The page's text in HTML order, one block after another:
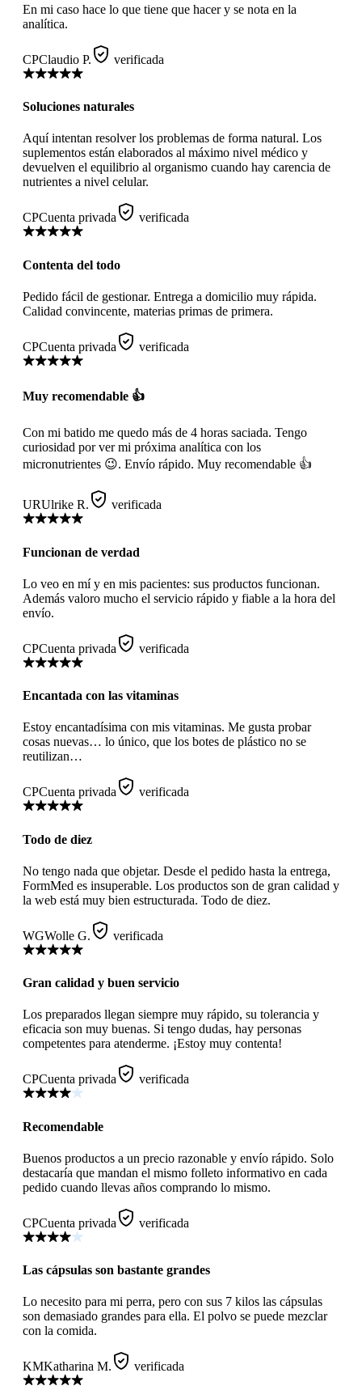
En mi caso hace lo que tiene que hacer y se nota en la
analítica.
CPClaudio P. verificada
Soluciones naturales
Aquí intentan resolver los problemas de forma natural. Los
suplementos están elaborados al máximo nivel médico y
devuelven el equilibrio al organismo cuando hay carencia de
nutrientes a nivel celular.
CPCuenta privada verificada
Contenta del todo
Pedido fácil de gestionar. Entrega a domicilio muy rápida.
Calidad convincente, materias primas de primera.
CPCuenta privada verificada
Muy recomendable 👍
Con mi batido me quedo más de 4 horas saciada. Tengo
curiosidad por ver mi próxima analítica con los
micronutrientes 😉. Envío rápido. Muy recomendable 👍
URUlrike R. verificada
Funcionan de verdad
Lo veo en mí y en mis pacientes: sus productos funcionan.
Además valoro mucho el servicio rápido y fiable a la hora del
envío.
CPCuenta privada verificada
Encantada con las vitaminas
Estoy encantadísima con mis vitaminas. Me gusta probar
cosas nuevas… lo único, que los botes de plástico no se
reutilizan…
CPCuenta privada verificada
Todo de diez
No tengo nada que objetar. Desde el pedido hasta la entrega,
FormMed es insuperable. Los productos son de gran calidad y
la web está muy bien estructurada. Todo de diez.
WGWolle G. verificada
Gran calidad y buen servicio
Los preparados llegan siempre muy rápido, su tolerancia y
eficacia son muy buenas. Si tengo dudas, hay personas
competentes para atenderme. ¡Estoy muy contenta!
CPCuenta privada verificada
Recomendable
Buenos productos a un precio razonable y envío rápido. Solo
destacaría que mandan el mismo folleto informativo en cada
pedido cuando llevas años comprando lo mismo.
CPCuenta privada verificada
Las cápsulas son bastante grandes
Lo necesito para mi perra, pero con sus 7 kilos las cápsulas
son demasiado grandes para ella. El polvo se puede mezclar
con la comida.
KMKatharina M. verificada